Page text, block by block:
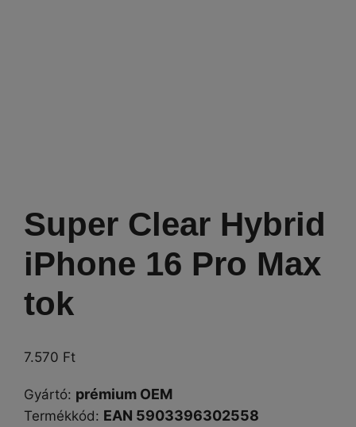
Super Clear Hybrid
iPhone 16 Pro Max
tok
7.570 Ft
Gyártó: prémium OEM
Termékkód: EAN 5903396302558